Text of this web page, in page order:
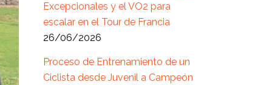
Excepcionales y el VO2 para
escalar en el Tour de Francia
26/06/2026
Proceso de Entrenamiento de un
Ciclista desde Juvenil a Campeón